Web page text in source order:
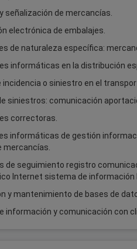
señalización de mercancías.
electrónica de embalajes.
de naturaleza específica:
informáticas en la distribución
incidencia o siniestro en el
siniestros: comunicación
correctoras.
informáticas de gestión
mercancías.
de seguimiento registro
Internet sistema de información
y mantenimiento de bases de
información y comunicación con